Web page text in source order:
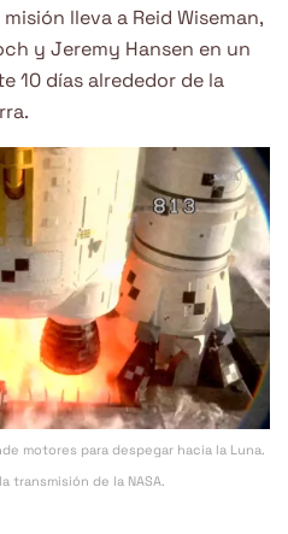
lleva a Reid Wiseman,
y Jeremy Hansen en un
10 días alrededor de la
motores para despegar hacia la Luna.
transmisión de la NASA.